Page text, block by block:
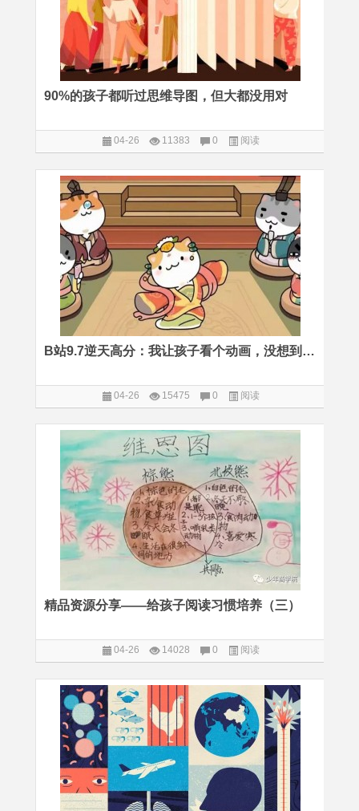
90%的孩子都听过思维导图，但大都没用对
04-26 11383 0 阅读
B站9.7逆天高分：我让孩子看个动画，没想到顺便把历史课补了
04-26 15475 0 阅读
精品资源分享——给孩子阅读习惯培养（三）
04-26 14028 0 阅读